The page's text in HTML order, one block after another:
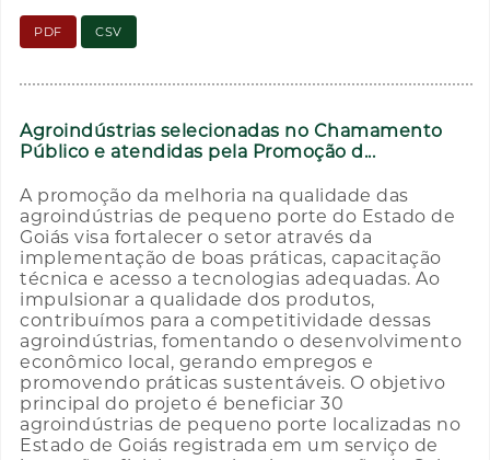
PDF CSV
Agroindústrias selecionadas no Chamamento
Público e atendidas pela Promoção d...
A promoção da melhoria na qualidade das
agroindústrias de pequeno porte do Estado de
Goiás visa fortalecer o setor através da
implementação de boas práticas, capacitação
técnica e acesso a tecnologias adequadas. Ao
impulsionar a qualidade dos produtos,
contribuímos para a competitividade dessas
agroindústrias, fomentando o desenvolvimento
econômico local, gerando empregos e
promovendo práticas sustentáveis. O objetivo
principal do projeto é beneficiar 30
agroindústrias de pequeno porte localizadas no
Estado de Goiás registrada em um serviço de